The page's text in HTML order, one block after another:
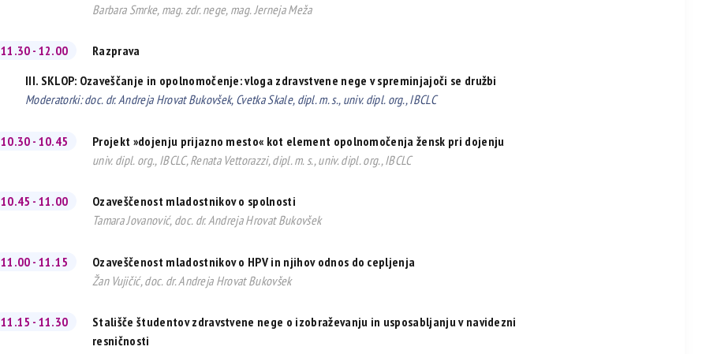
Barbara Smrke, mag. zdr. nege, mag. Jerneja Meža
11.30 - 12.00
Razprava
III. SKLOP: Ozaveščanje in opolnomočenje: vloga zdravstvene nege v spreminjajoči se družbi
Moderatorki: doc. dr. Andreja Hrovat Bukovšek, Cvetka Skale, dipl. m. s., univ. dipl. org., IBCLC
10.30 - 10.45
Projekt »dojenju prijazno mesto« kot element opolnomočenja žensk pri dojenju
univ. dipl. org., IBCLC, Renata Vettorazzi, dipl. m. s., univ. dipl. org., IBCLC
10.45 - 11.00
Ozaveščenost mladostnikov o spolnosti
Tamara Jovanović, doc. dr. Andreja Hrovat Bukovšek
11.00 - 11.15
Ozaveščenost mladostnikov o HPV in njihov odnos do cepljenja
Žan Vujičić, doc. dr. Andreja Hrovat Bukovšek
11.15 - 11.30
Stališče študentov zdravstvene nege o izobraževanju in usposabljanju v navidezni
resničnosti